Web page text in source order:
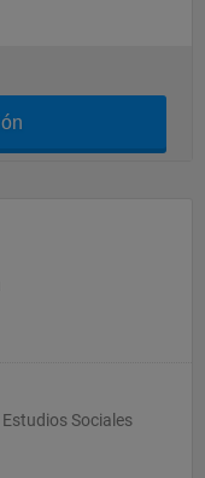
Sociales